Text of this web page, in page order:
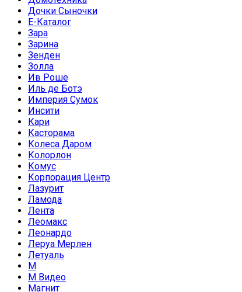
Дочки Сыночки
Е-Каталог
Зара
Зарина
Зенден
Золла
Ив Роше
Иль де Ботэ
Империя Сумок
Инсити
Кари
Касторама
Колеса Даром
Колорлон
Комус
Корпорация Центр
Лазурит
Ламода
Лента
Леомакс
Леонардо
Леруа Мерлен
Летуаль
М
М Видео
Магнит